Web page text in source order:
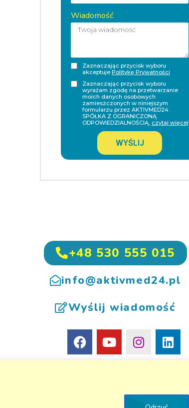
Wiadomość
Zaznaczając przycisk wyboru
akceptuje Politykę Prywatności
Zaznaczając przycisk wyboru
wyrażam zgodę na przetwarzanie
moich danych osobowych
zamieszczonych w niniejszym
formularzu przez AKTIVMED24
SPÓŁKA Z OGRANICZONĄ
ODPOWIEDZIALNOŚCIĄ, czytaj więcej
WYŚLIJ
+48 530 555 015
info@aktivmed24.pl
Wyślij wiadomość